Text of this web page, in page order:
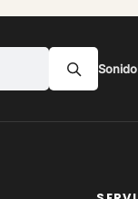
Sonido